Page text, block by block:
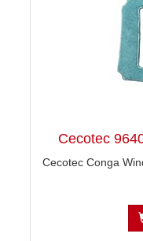
Cecotec
Cecotec Conga